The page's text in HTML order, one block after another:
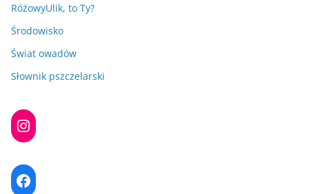
RóżowyUlik, to Ty?
Środowisko
Świat owadów
Słownik pszczelarski
Instagram
Facebook